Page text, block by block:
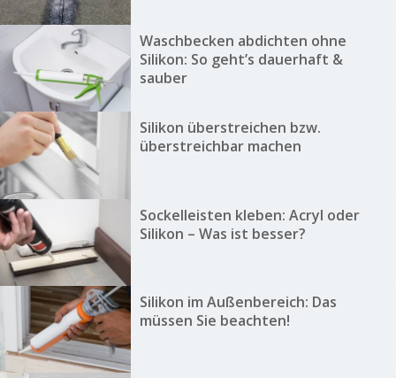
Waschbecken abdichten ohne
Silikon: So geht’s dauerhaft &
sauber
Silikon überstreichen bzw.
überstreichbar machen
Sockelleisten kleben: Acryl oder
Silikon – Was ist besser?
Silikon im Außenbereich: Das
müssen Sie beachten!